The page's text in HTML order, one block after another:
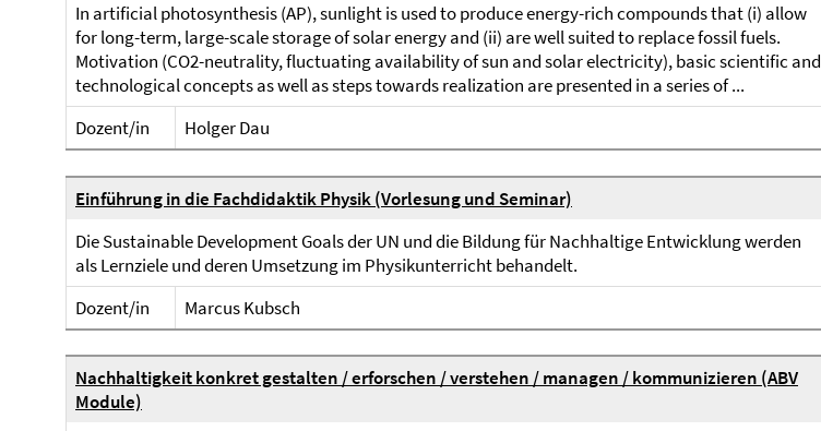
In artificial photosynthesis (AP), sunlight is used to produce energy-rich compounds that (i) allow
for long-term, large-scale storage of solar energy and (ii) are well suited to replace fossil fuels.
Motivation (CO2-neutrality, fluctuating availability of sun and solar electricity), basic scientific and
technological concepts as well as steps towards realization are presented in a series of ...
Dozent/in
Holger Dau
Einführung in die Fachdidaktik Physik (Vorlesung und Seminar)
Die Sustainable Development Goals der UN und die Bildung für Nachhaltige Entwicklung werden
als Lernziele und deren Umsetzung im Physikunterricht behandelt.
Dozent/in
Marcus Kubsch
Nachhaltigkeit konkret gestalten / erforschen / verstehen / managen / kommunizieren (ABV
Module)